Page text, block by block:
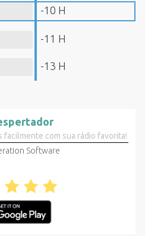
-10 H
-11 H
-13 H
facilmente com sua rádio favorita!
Software